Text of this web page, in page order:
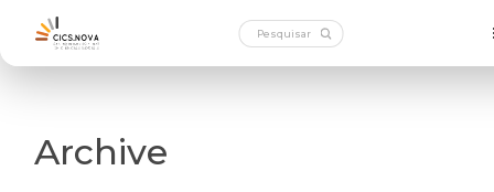
Archive